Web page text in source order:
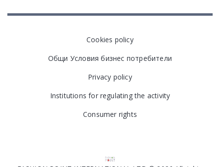
Cookies policy
Общи Условия бизнес потребители
Privacy policy
Institutions for regulating the activity
Consumer rights